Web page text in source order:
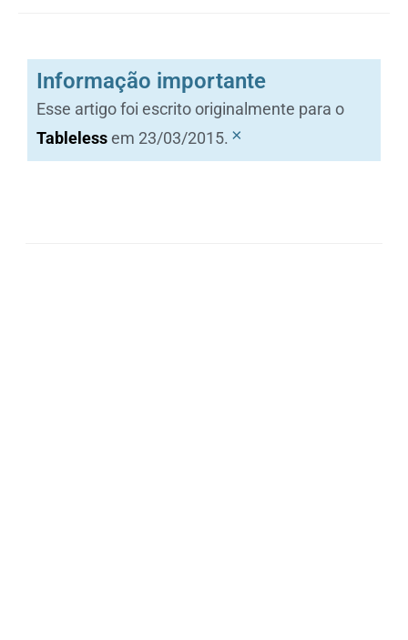
Informação importante
Esse artigo foi escrito originalmente para o
Tablelessem 23/03/2015. ×